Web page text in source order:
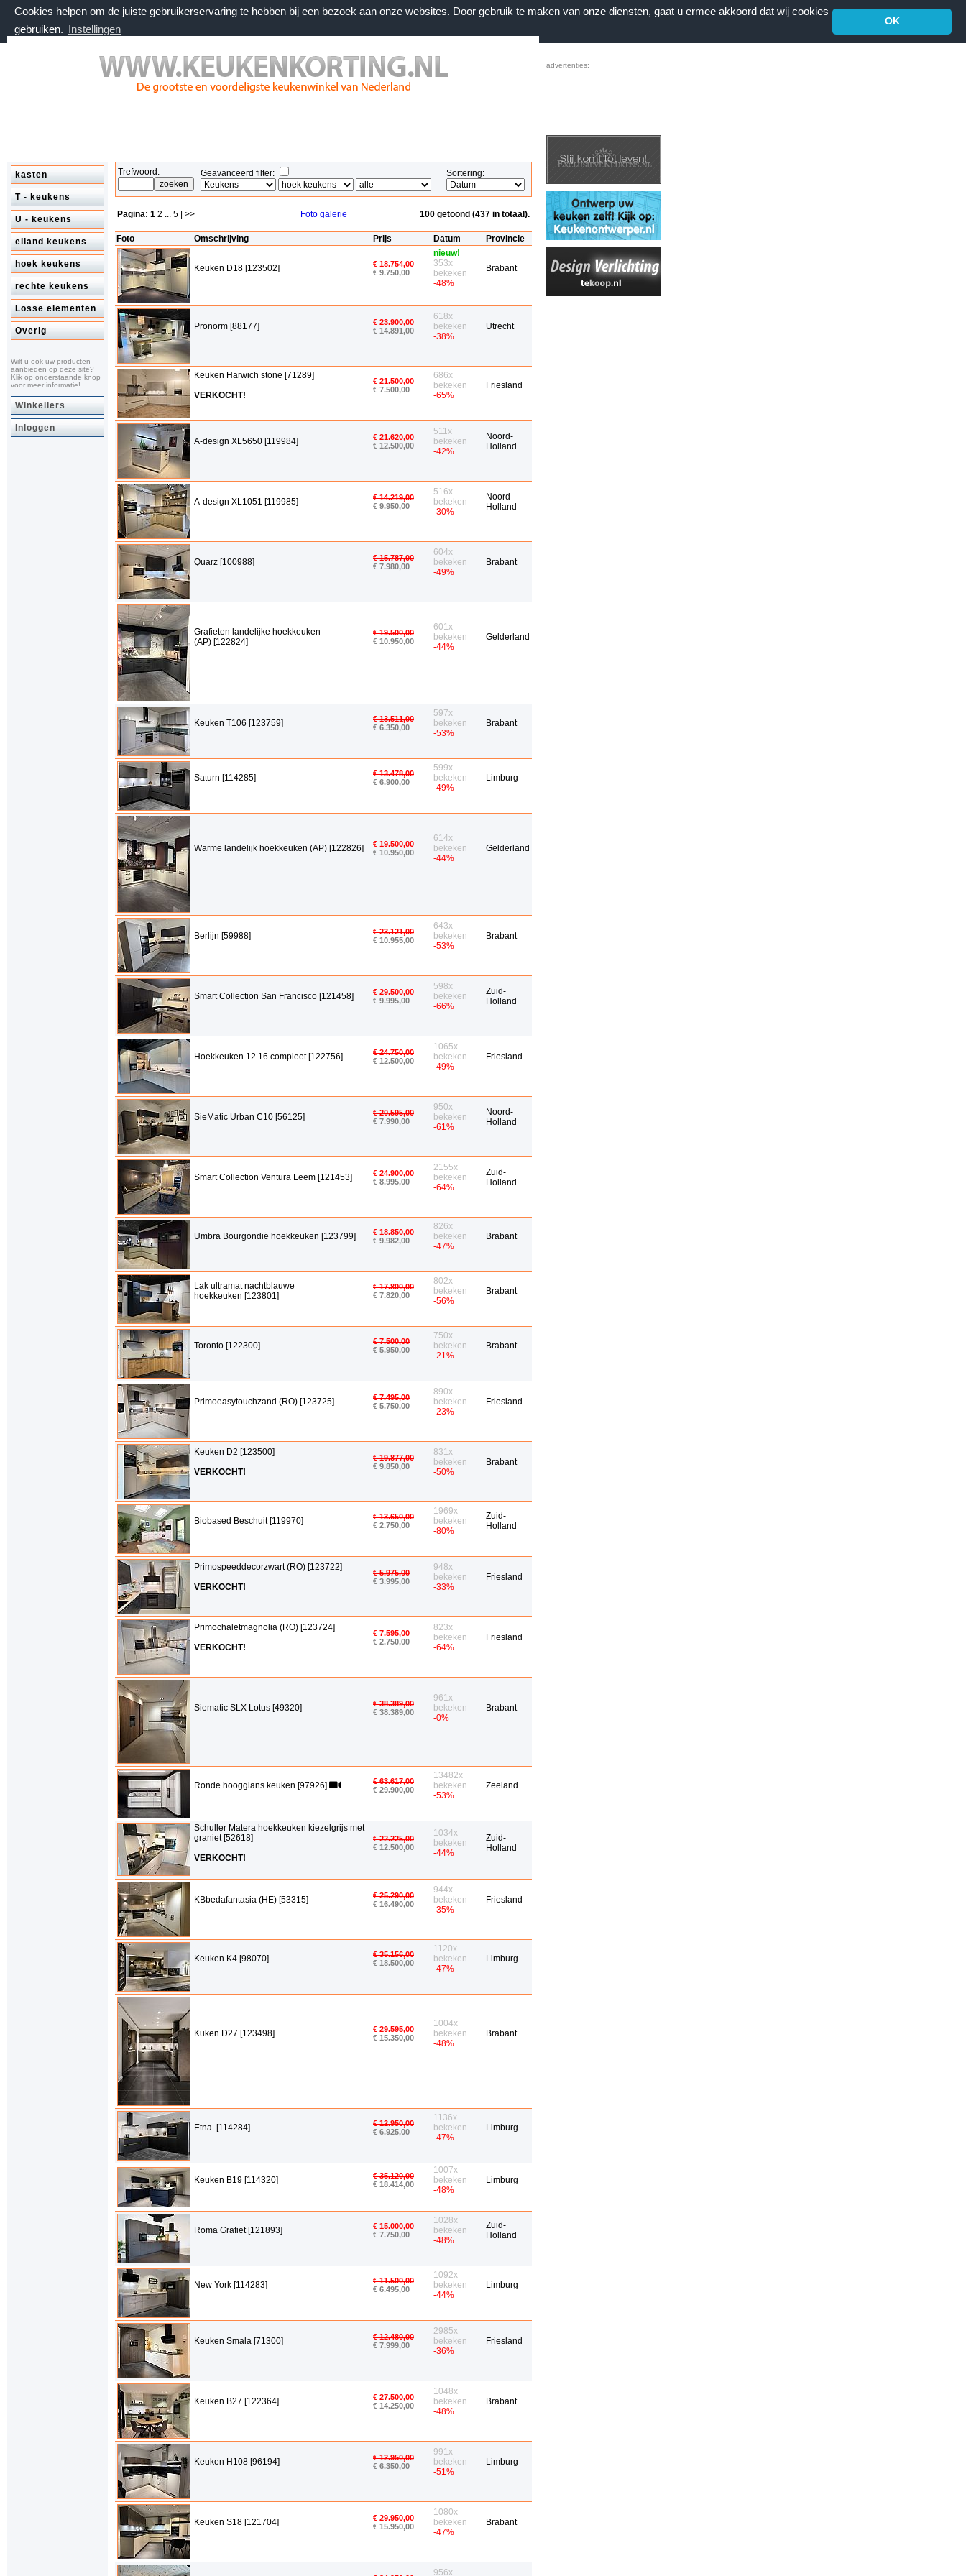
Cookies helpen om de juiste gebruikerservaring te hebben bij een bezoek aan onze websites. Door gebruik te maken van onze diensten, gaat u ermee akkoord dat wij cookies
gebruiken. Instellingen
OK
donderdag 6 augustus 2026, 13:10 uur
Welkom bij keukenkorting.nl
Home | Voorwaarden |
advertenties:
kasten
T - keukens
U - keukens
eiland keukens
hoek keukens
rechte keukens
Losse elementen
Overig
Wilt u ook uw producten
aanbieden op deze site?
Klik op onderstaande knop
voor meer informatie!
Winkeliers
Inloggen
Trefwoord: Geavanceerd filter: Sortering:
Pagina: 1 2 ... 5 | >> Foto galerie 100 getoond (437 in totaal).
Foto Omschrijving Prijs Datum Provincie
Keuken D18 [123502]
€ 18.754,00
€ 9.750,00
nieuw!
353x
bekeken
-48%
Brabant
Pronorm [88177]
€ 23.900,00
€ 14.891,00
618x
bekeken
-38%
Utrecht
Keuken Harwich stone [71289]
VERKOCHT!
€ 21.500,00
€ 7.500,00
686x
bekeken
-65%
Friesland
A-design XL5650 [119984]
€ 21.620,00
€ 12.500,00
511x
bekeken
-42%
Noord-
Holland
A-design XL1051 [119985]
€ 14.219,00
€ 9.950,00
516x
bekeken
-30%
Noord-
Holland
Quarz [100988]
€ 15.787,00
€ 7.980,00
604x
bekeken
-49%
Brabant
Grafieten landelijke hoekkeuken
(AP) [122824]
€ 19.500,00
€ 10.950,00
601x
bekeken
-44%
Gelderland
Keuken T106 [123759]
€ 13.511,00
€ 6.350,00
597x
bekeken
-53%
Brabant
Saturn [114285]
€ 13.478,00
€ 6.900,00
599x
bekeken
-49%
Limburg
Warme landelijk hoekkeuken (AP) [122826]
€ 19.500,00
€ 10.950,00
614x
bekeken
-44%
Gelderland
Berlijn [59988]
€ 23.121,00
€ 10.955,00
643x
bekeken
-53%
Brabant
Smart Collection San Francisco [121458]
€ 29.500,00
€ 9.995,00
598x
bekeken
-66%
Zuid-
Holland
Hoekkeuken 12.16 compleet [122756]
€ 24.750,00
€ 12.500,00
1065x
bekeken
-49%
Friesland
SieMatic Urban C10 [56125]
€ 20.595,00
€ 7.990,00
950x
bekeken
-61%
Noord-
Holland
Smart Collection Ventura Leem [121453]
€ 24.900,00
€ 8.995,00
2155x
bekeken
-64%
Zuid-
Holland
Umbra Bourgondië hoekkeuken [123799]
€ 18.850,00
€ 9.982,00
826x
bekeken
-47%
Brabant
Lak ultramat nachtblauwe
hoekkeuken [123801]
€ 17.800,00
€ 7.820,00
802x
bekeken
-56%
Brabant
Toronto [122300]
€ 7.500,00
€ 5.950,00
750x
bekeken
-21%
Brabant
Primoeasytouchzand (RO) [123725]
€ 7.495,00
€ 5.750,00
890x
bekeken
-23%
Friesland
Keuken D2 [123500]
VERKOCHT!
€ 19.877,00
€ 9.850,00
831x
bekeken
-50%
Brabant
Biobased Beschuit [119970]
€ 13.650,00
€ 2.750,00
1969x
bekeken
-80%
Zuid-
Holland
Primospeeddecorzwart (RO) [123722]
VERKOCHT!
€ 5.975,00
€ 3.995,00
948x
bekeken
-33%
Friesland
Primochaletmagnolia (RO) [123724]
VERKOCHT!
€ 7.595,00
€ 2.750,00
823x
bekeken
-64%
Friesland
Siematic SLX Lotus [49320]
€ 38.389,00
€ 38.389,00
961x
bekeken
-0%
Brabant
Ronde hoogglans keuken [97926]
€ 63.617,00
€ 29.900,00
13482x
bekeken
-53%
Zeeland
Schuller Matera hoekkeuken kiezelgrijs met
graniet [52618]
VERKOCHT!
€ 22.225,00
€ 12.500,00
1034x
bekeken
-44%
Zuid-
Holland
KBbedafantasia (HE) [53315]
€ 25.290,00
€ 16.490,00
944x
bekeken
-35%
Friesland
Keuken K4 [98070]
€ 35.156,00
€ 18.500,00
1120x
bekeken
-47%
Limburg
Kuken D27 [123498]
€ 29.595,00
€ 15.350,00
1004x
bekeken
-48%
Brabant
Etna [114284]
€ 12.950,00
€ 6.925,00
1136x
bekeken
-47%
Limburg
Keuken B19 [114320]
€ 35.120,00
€ 18.414,00
1007x
bekeken
-48%
Limburg
Roma Grafiet [121893]
€ 15.000,00
€ 7.750,00
1028x
bekeken
-48%
Zuid-
Holland
New York [114283]
€ 11.500,00
€ 6.495,00
1092x
bekeken
-44%
Limburg
Keuken Smala [71300]
€ 12.480,00
€ 7.999,00
2985x
bekeken
-36%
Friesland
Keuken B27 [122364]
€ 27.500,00
€ 14.250,00
1048x
bekeken
-48%
Brabant
Keuken H108 [96194]
€ 12.950,00
€ 6.350,00
991x
bekeken
-51%
Limburg
Keuken S18 [121704]
€ 29.950,00
€ 15.950,00
1080x
bekeken
-47%
Brabant
956x